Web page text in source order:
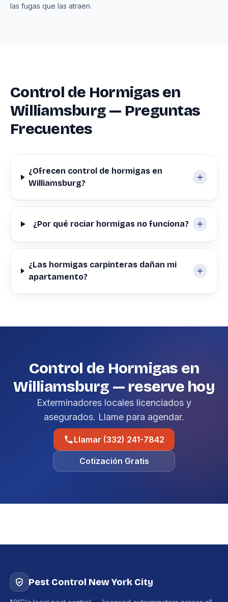
las fugas que las atraen.
Control de Hormigas en
Williamsburg — Preguntas
Frecuentes
¿Ofrecen control de hormigas en
Williamsburg?
¿Por qué rociar hormigas no funciona?
¿Las hormigas carpinteras dañan mi
apartamento?
Control de Hormigas en
Williamsburg — reserve hoy
Exterminadores locales licenciados y
asegurados. Llame para agendar.
Llamar (332) 241-7842
Cotización Gratis
Pest Control New York City